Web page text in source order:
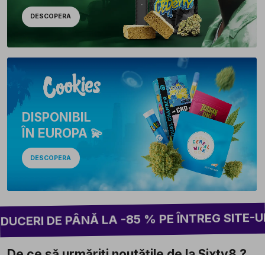
DESCOPERA
DISPONIBIL
ÎN EUROPA 💫
DESCOPERA
LA -85 % PE ÎNTREG SITE-UL! 2